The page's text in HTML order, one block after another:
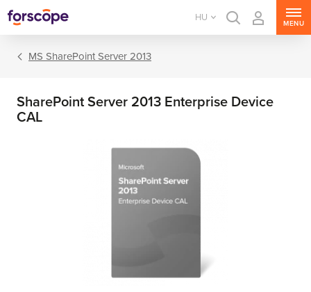
HU
MENU
MS SharePoint Server 2013
SharePoint Server 2013 Enterprise Device
CAL